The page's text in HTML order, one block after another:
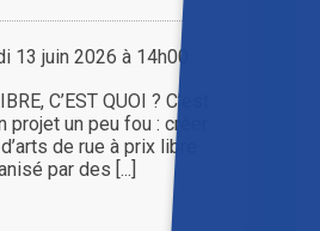
juin 2026 à 14h00
C’EST QUOI ? C’est
projet un peu fou : créer
de rue à prix libre
par des [...]